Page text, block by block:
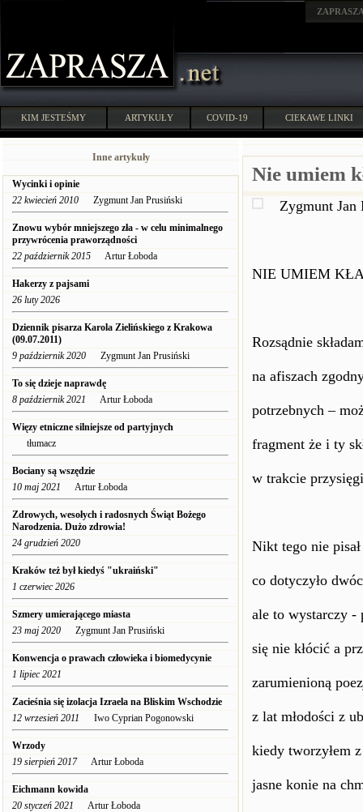
KIM JESTEŚMY ARTYKUŁY COVID-19 CIEKAWE LINKI
Inne artykuły
Wycinki i opinie
22 kwiecień 2010 Zygmunt Jan Prusiński
Znowu wybór mniejszego zła - w celu minimalnego
przywrócenia praworządności
22 październik 2015 Artur Łoboda
Hakerzy z pajsami
26 luty 2026
Dziennik pisarza Karola Zielińskiego z Krakowa
(09.07.2011)
9 październik 2020 Zygmunt Jan Prusiński
To się dzieje naprawdę
8 październik 2021 Artur Łoboda
Więzy etniczne silniejsze od partyjnych
tłumacz
Bociany są wszędzie
10 maj 2021 Artur Łoboda
Zdrowych, wesołych i radosnych Świąt Bożego
Narodzenia. Dużo zdrowia!
24 grudzień 2020
Kraków też był kiedyś "ukraiński"
1 czerwiec 2026
Szmery umierającego miasta
23 maj 2020 Zygmunt Jan Prusiński
Konwencja o prawach człowieka i biomedycynie
1 lipiec 2021
Zacieśnia się izolacja Izraela na Bliskim Wschodzie
12 wrzesień 2011 Iwo Cyprian Pogonowski
Wrzody
19 sierpień 2017Artur Łoboda
Eichmann kowida
20 styczeń 2021 Artur Łoboda
Nie umiem
Zygmunt Jan
NIE UMIEM
Rozsądnie
na afiszach
potrzebnych –
fragment że i ty
w trakcie
Nikt tego nie pisał
co dotyczyło
ale to wystarczy -
się nie kłócić a
zarumienioną
z lat młodości z
kiedy tworzyłem
jasne konie na